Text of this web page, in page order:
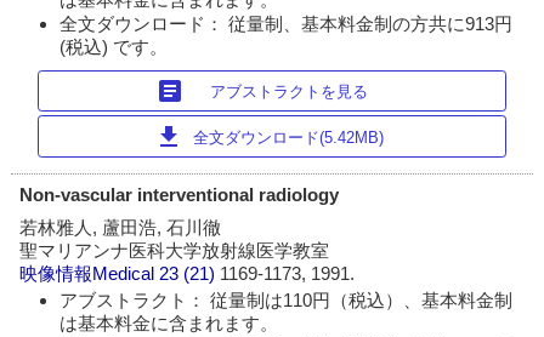
全文ダウンロード： 従量制、基本料金制の方共に913円
(税込) です。
article アブストラクトを見る
download 全文ダウンロード(5.42MB)
Non-vascular interventional radiology
若林雅人, 蘆田浩, 石川徹
聖マリアンナ医科大学放射線医学教室
映像情報Medical 23 (21) 1169-1173, 1991.
アブストラクト： 従量制は110円（税込）、基本料金制
は基本料金に含まれます。